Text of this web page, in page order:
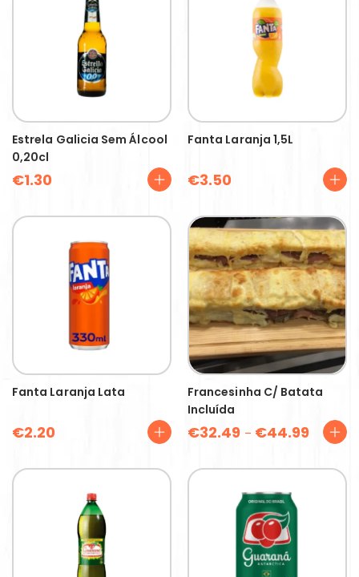
Estrela Galicia Sem Álcool
0,20cl
€1.30
Fanta Laranja 1,5L
€3.50
Fanta Laranja Lata
€2.20
Francesinha C/ Batata
Incluída
€32.49 – €44.99